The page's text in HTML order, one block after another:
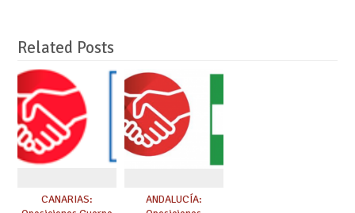
Related Posts
CANARIAS:
ANDALUCÍA: